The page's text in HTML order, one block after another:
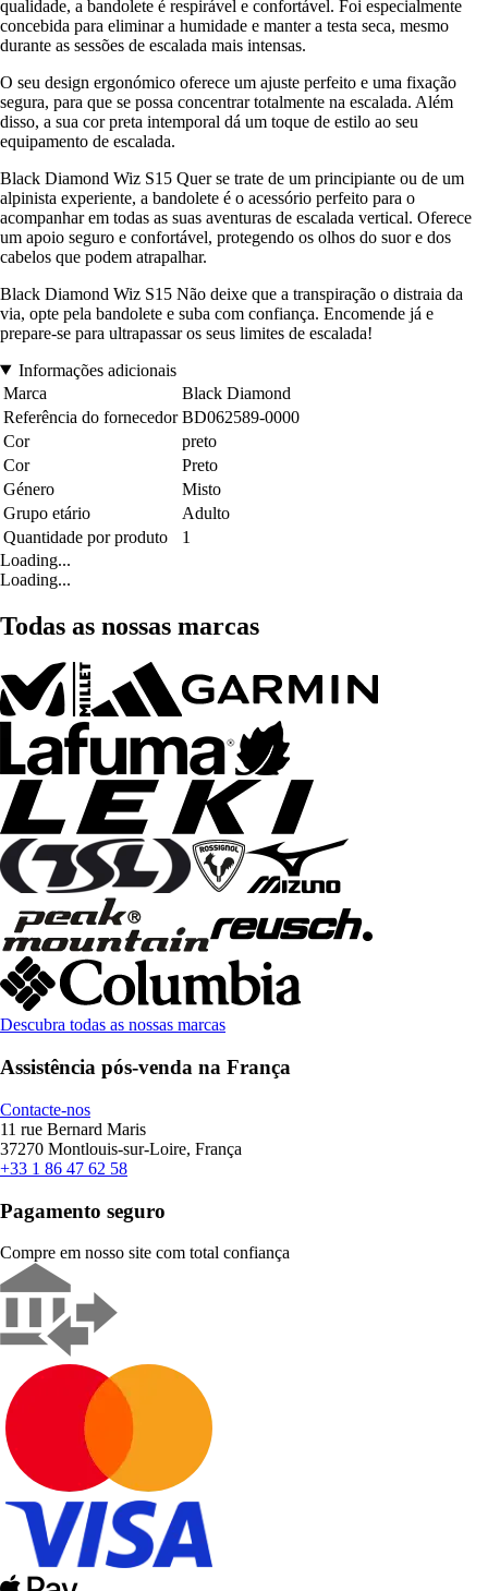
qualidade, a bandolete é respirável e confortável. Foi especialmente
concebida para eliminar a humidade e manter a testa seca, mesmo
durante as sessões de escalada mais intensas.
O seu design ergonómico oferece um ajuste perfeito e uma fixação
segura, para que se possa concentrar totalmente na escalada. Além
disso, a sua cor preta intemporal dá um toque de estilo ao seu
equipamento de escalada.
Black Diamond Wiz S15 Quer se trate de um principiante ou de um
alpinista experiente, a bandolete é o acessório perfeito para o
acompanhar em todas as suas aventuras de escalada vertical. Oferece
um apoio seguro e confortável, protegendo os olhos do suor e dos
cabelos que podem atrapalhar.
Black Diamond Wiz S15 Não deixe que a transpiração o distraia da
via, opte pela bandolete e suba com confiança. Encomende já e
prepare-se para ultrapassar os seus limites de escalada!
Informações adicionais
Marca
Black Diamond
Referência do fornecedor BD062589-0000
Cor
preto
Cor
Preto
Género
Misto
Grupo etário
Adulto
Quantidade por produto
1
Loading...
Loading...
Todas as nossas marcas
Descubra todas as nossas marcas
Assistência pós-venda na França
Contacte-nos
11 rue Bernard Maris
37270 Montlouis-sur-Loire, França
+33 1 86 47 62 58
Pagamento seguro
Compre em nosso site com total confiança